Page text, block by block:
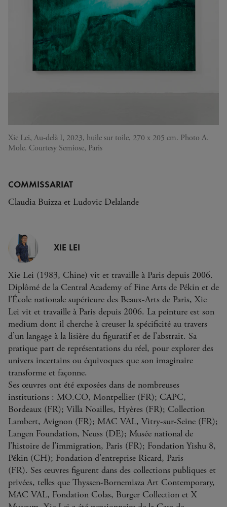
Xie Lei, Au-delà I, 2023, huile sur toile, 270 x 205 cm. Photo A.
Mole. Courtesy Semiose, Paris
COMMISSARIAT
Claudia Buizza et Ludovic Delalande
XIE LEI
Xie Lei (1983, Chine) vit et travaille à Paris depuis 2006.
Diplômé de la Central Academy of Fine Arts de Pékin et de
l’École nationale supérieure des Beaux-Arts de Paris, Xie
Lei vit et travaille à Paris depuis 2006. La peinture est son
medium dont il cherche à creuser la spécificité au travers
d’un langage à la lisière du figuratif et de l’abstrait. Sa
pratique part de représentations du réel, pour explorer des
univers incertains ou équivoques que son imaginaire
transforme et façonne.
Ses œuvres ont été exposées dans de nombreuses
institutions : MO.CO, Montpellier (FR); CAPC,
Bordeaux (FR); Villa Noailles, Hyères (FR); Collection
Lambert, Avignon (FR); MAC VAL, Vitry-sur-Seine (FR);
Langen Foundation, Neuss (DE); Musée national de
l’histoire de l’immigration, Paris (FR); Fondation Yishu 8,
Pékin (CH); Fondation d’entreprise Ricard, Paris
(FR). Ses œuvres figurent dans des collections publiques et
privées, telles que Thyssen-Bornemisza Art Contemporary,
MAC VAL, Fondation Colas, Burger Collection et X